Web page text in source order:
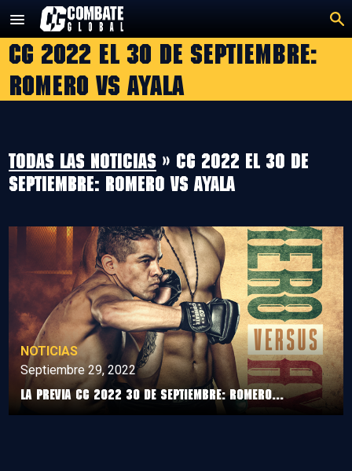
contenido
CG 2022 el 30 de septiembre:
Romero vs Ayala
Todas las noticias » CG 2022 el 30 de
septiembre: Romero vs Ayala
NOTICIAS
Septiembre 29, 2022
La Previa CG 2022 30 de septiembre: Romero...